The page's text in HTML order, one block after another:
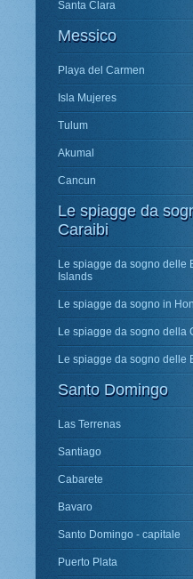
Santa Clara
Messico
Playa del Carmen
Isla Mujeres
Tulum
Akumal
Cancun
Le spiagge da
Caraibi
Le spiagge da sogno delle
Islands
Le spiagge da sogno in
Le spiagge da sogno della
Le spiagge da sogno delle
Santo Domingo
Las Terrenas
Santiago
Cabarete
Bavaro
Santo Domingo - capitale
Puerto Plata